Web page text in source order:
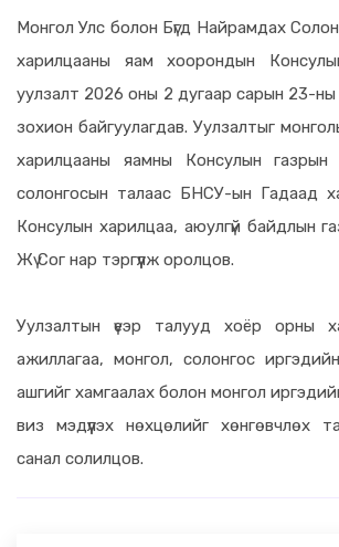
Монгол Улс болон Бүгд Найрамдах
харилцааны яам хоорондын
уулзалт 2026 оны 2 дугаар сарын 23-ны
зохион байгуулагдав. Уулзалтыг
харилцааны яамны Консулын газрын
солонгосын талаас БНСУ-ын Гадаад
Консулын харилцаа, аюулгүй байдлын
Жү Сог нар тэргүүлж оролцов.
Уулзалтын үеэр талууд хоёр орны
ажиллагаа, монгол, солонгос
ашгийг хамгаалах болон монгол
виз мэдүүлэх нөхцөлийг хөнгөвчлөх
санал солилцов.